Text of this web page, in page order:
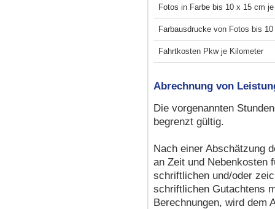
Fotos in Farbe bis 10 x 15 cm
Farbausdrucke von Fotos bis
Fahrtkosten Pkw je Kilometer
Abrechnung von
Die vorgenannten
begrenzt gültig.
Nach einer Abschätzung
an Zeit und Nebenkosten
schriftlichen und/oder
schriftlichen Gutachtens
Berechnungen, wird dem